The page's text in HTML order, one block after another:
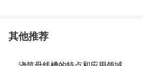
其他推荐